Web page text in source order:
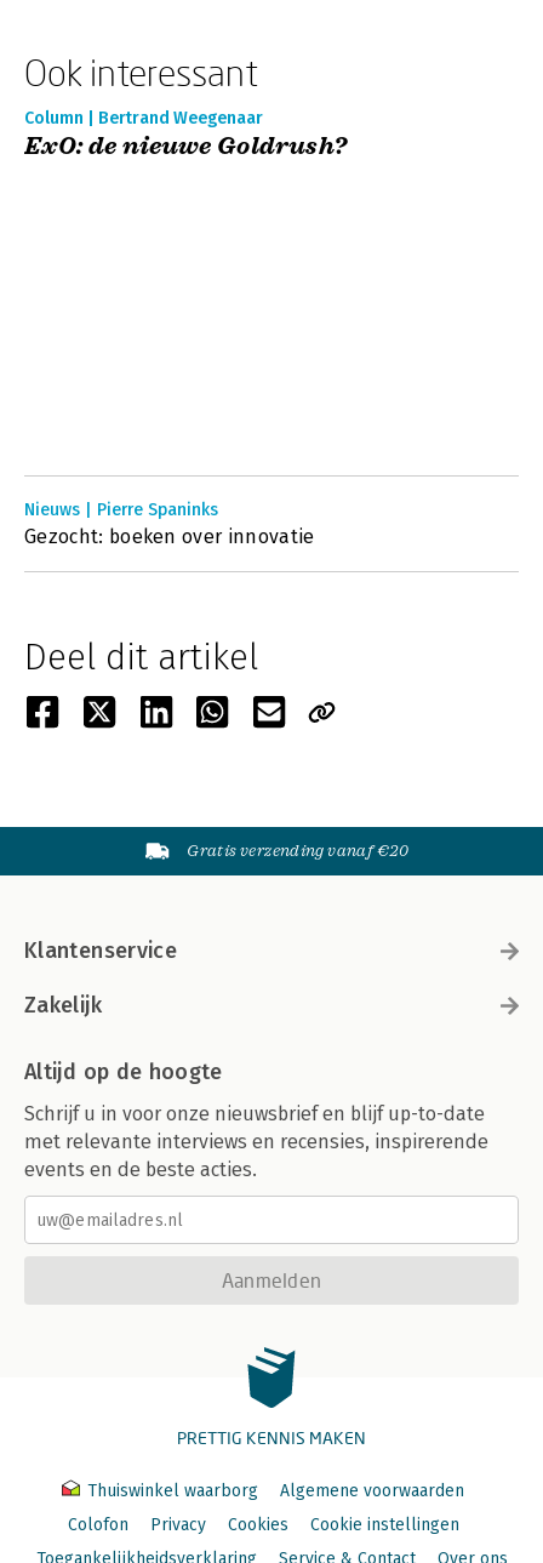
Ook interessant
Column | Bertrand Weegenaar
ExO: de nieuwe Goldrush?
Nieuws | Pierre Spaninks
Gezocht: boeken over innovatie
Deel dit artikel
Gratis verzending vanaf €20
Klantenservice
Zakelijk
Altijd op de hoogte
Schrijf u in voor onze nieuwsbrief en blijf up-to-date
met relevante interviews en recensies, inspirerende
events en de beste acties.
Aanmelden
PRETTIG KENNIS MAKEN
Thuiswinkel waarborg
Algemene voorwaarden
Colofon
Privacy Cookies
Cookie instellingen
Toegankelijkheidsverklaring
Service & Contact Over ons